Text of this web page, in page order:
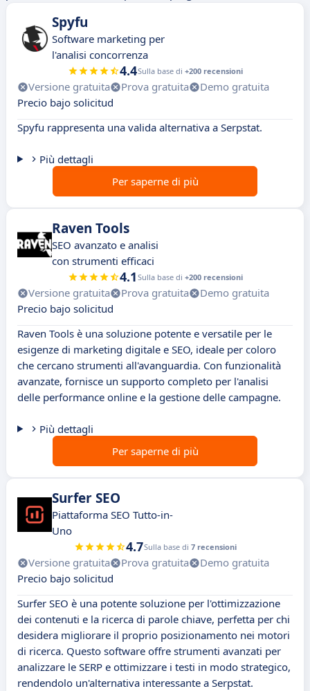
Spyfu
Software marketing per
l'analisi concorrenza
4.4Sulla base di +200 recensioni
Versione gratuita Prova gratuita
Demo gratuita
Precio bajo solicitud
Spyfu rappresenta una valida alternativa a Serpstat.
Più dettagli
Per saperne di più
Raven Tools
SEO avanzato e analisi
con strumenti efficaci
4.1 Sulla base di +200 recensioni
Versione gratuita Prova gratuita
Demo gratuita
Precio bajo solicitud
Raven Tools è una soluzione potente e versatile per le
esigenze di marketing digitale e SEO, ideale per coloro
che cercano strumenti all'avanguardia. Con funzionalità
avanzate, fornisce un supporto completo per l'analisi
delle performance online e la gestione delle campagne.
Più dettagli
Per saperne di più
Surfer SEO
Piattaforma SEO Tutto-in-
Uno
4.7Sulla base di 7 recensioni
Versione gratuita Prova gratuita
Demo gratuita
Precio bajo solicitud
Surfer SEO è una potente soluzione per l'ottimizzazione
dei contenuti e la ricerca di parole chiave, perfetta per chi
desidera migliorare il proprio posizionamento nei motori
di ricerca. Questo software offre strumenti avanzati per
analizzare le SERP e ottimizzare i testi in modo strategico,
rendendolo un'alternativa interessante a Serpstat.